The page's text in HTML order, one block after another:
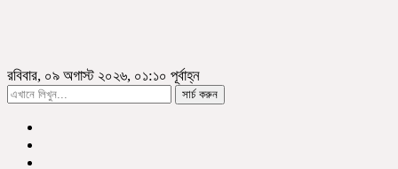
রবিবার, ০৯ অগাস্ট ২০২৬, ০১:১০ পূর্বাহ্ন
সার্চ করুন